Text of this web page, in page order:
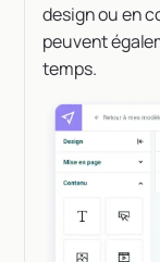
design ou en
peuvent
temps.